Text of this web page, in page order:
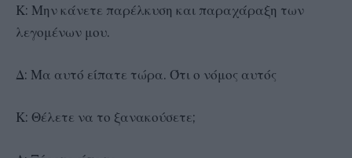
Κ: Μην κάνετε παρέλκυση και παραχάραξη των
λεγομένων μου.
Δ: Μα αυτό είπατε τώρα. Ότι ο νόμος αυτός
Κ: Θέλετε να το ξανακούσετε;